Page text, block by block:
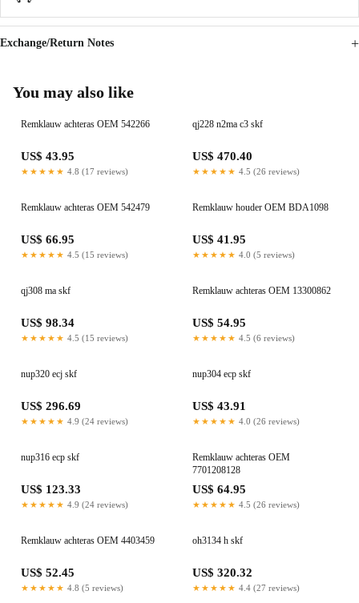
Exchange/Return Notes
You may also like
Remklauw achteras OEM 542266
US$ 43.95
★★★★★ 4.8 (17 reviews)
qj228 n2ma c3 skf
US$ 470.40
★★★★★ 4.5 (26 reviews)
Remklauw achteras OEM 542479
US$ 66.95
★★★★★ 4.5 (15 reviews)
Remklauw houder OEM BDA1098
US$ 41.95
★★★★★ 4.0 (5 reviews)
qj308 ma skf
US$ 98.34
★★★★★ 4.5 (15 reviews)
Remklauw achteras OEM 13300862
US$ 54.95
★★★★★ 4.5 (6 reviews)
nup320 ecj skf
US$ 296.69
★★★★★ 4.9 (24 reviews)
nup304 ecp skf
US$ 43.91
★★★★★ 4.0 (26 reviews)
nup316 ecp skf
US$ 123.33
★★★★★ 4.9 (24 reviews)
Remklauw achteras OEM
7701208128
US$ 64.95
★★★★★ 4.5 (26 reviews)
Remklauw achteras OEM 4403459
US$ 52.45
★★★★★ 4.8 (5 reviews)
oh3134 h skf
US$ 320.32
★★★★★ 4.4 (27 reviews)